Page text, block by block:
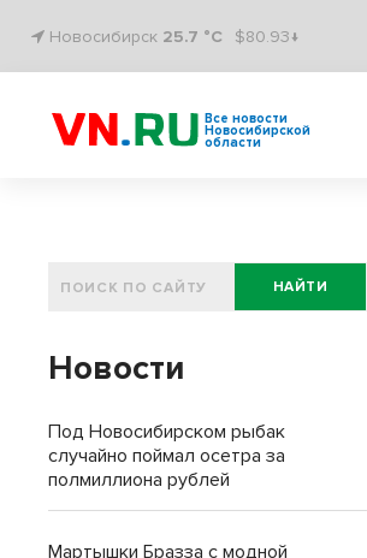
Новосибирск 25.7 °C $80.93↓
Все новости
Новосибирской
области
НАЙТИ
Новости
Под Новосибирском рыбак
случайно поймал осетра за
полмиллиона рублей
Мартышки Бразза с модной